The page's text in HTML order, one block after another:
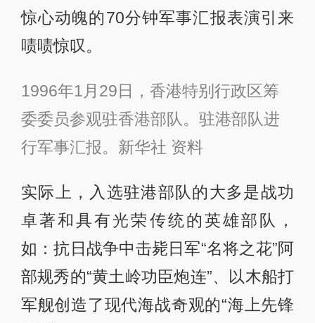
惊心动魄的70分钟军事汇报表演引来
啧啧惊叹。
1996年1月29日，香港特别行政区筹
委委员参观驻香港部队。驻港部队进
行军事汇报。新华社 资料
实际上，入选驻港部队的大多是战功
卓著和具有光荣传统的英雄部队，
如：抗日战争中击毙日军“名将之花”阿
部规秀的“黄土岭功臣炮连”、以木船打
军舰创造了现代海战奇观的“海上先锋